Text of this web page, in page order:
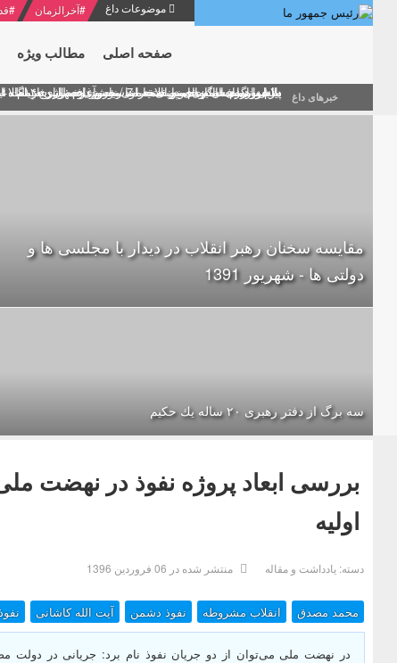
موضوعات داغ #آخرالزمان #
صفحه اصلی مطالب ویژه
خبرهای داغ منشور گفتمان امام و انقلاب - 7 /بخش دوم : شرح پیام ۱۰ خرداد ۱۳۶۹ امام خامنه ای/ فصل پنجم: حفظ عزّت و کرامت انقلابی
بازخوانی افشاگری سپهبد محمود منصور افسر ارشد
دلایل اهمیت سیزدهمین انتخابات ریاست جمهوری از نگاه
بیانات امام خامنه ای در سخنرانی نوروزی خطاب به ملت
پیام نوروزی امام خامنه ای به مناسبت آغاز سال ۱۴۰۰
مقایسه سخنان رهبر انقلاب در دیدار با مجلسی ها و
دولتی ها - شهریور 1391
سه برگ از دفتر رهبرى ۲۰ ساله يك حكيم
بررسی ابعاد پروژه نفوذ در نهضت
اولیه
دسته: یادداشت و مقاله منتشر شده در 06 فروردين 1396
محمد مصدق انقلاب مشروطه نفوذ دشمن آیت الله کاشانی
در نهضت ملی می‌توان از دو جریان نفوذ نام برد: جریانی در